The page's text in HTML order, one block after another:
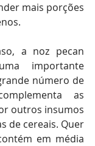
mais porções
a noz pecan
importante
número de
as
outros insumos
de cereais. Quer
em média